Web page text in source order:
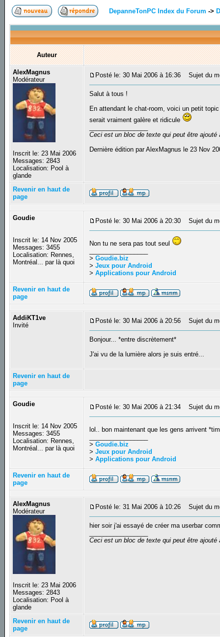
DepanneTonPC Index du Forum ->
Auteur
AlexMagnus
Modérateur
Inscrit le: 23 Mai 2006
Messages: 2843
Localisation: Pool à
glande
Posté le: 30 Mai 2006 à 16:36 Sujet du
Salut à tous !
En attendant le chat-room, voici un petit
serait vraiment galère et ridicule
Ceci est un bloc de texte qui peut être
Dernière édition par AlexMagnus le 23 Nov
Revenir en haut de
page
Goudie
Inscrit le: 14 Nov 2005
Messages: 3455
Localisation: Rennes,
Montréal... par là quoi
Posté le: 30 Mai 2006 à 20:30 Sujet du
Non tu ne sera pas tout seul
>Goudie.biz
>Jeux pour Android
>Applications pour Android
Revenir en haut de
page
AddiKT1ve
Invité
Posté le: 30 Mai 2006 à 20:56 Sujet du
Bonjour... *entre discrètement*
J'ai vu de la lumière alors je suis entré...
Revenir en haut de
page
Goudie
Inscrit le: 14 Nov 2005
Messages: 3455
Localisation: Rennes,
Montréal... par là quoi
Posté le: 30 Mai 2006 à 21:34 Sujet du
lol.. bon maintenant que les gens arrivent
>Goudie.biz
>Jeux pour Android
>Applications pour Android
Revenir en haut de
page
AlexMagnus
Modérateur
Inscrit le: 23 Mai 2006
Messages: 2843
Localisation: Pool à
glande
Posté le: 31 Mai 2006 à 10:26 Sujet du
hier soir j'ai essayé de créer ma userbar
Ceci est un bloc de texte qui peut être
Revenir en haut de
page